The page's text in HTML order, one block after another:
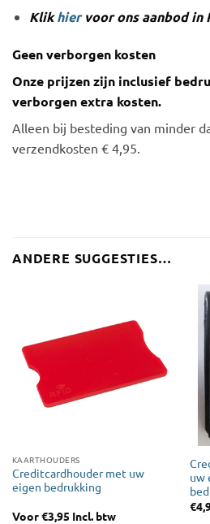
Klikhiervoor ons aanbod in
Geen verborgen kosten
Onze prijzen zijn inclusief
verborgen extra kosten.
Alleen bij besteding van minder
verzendkosten € 4,95.
ANDERE SUGGESTIES…
KAARTHOUDERS
Creditcardhouder met uw
eigen bedrukking
Voor€3,95 Incl. btw
uw
€